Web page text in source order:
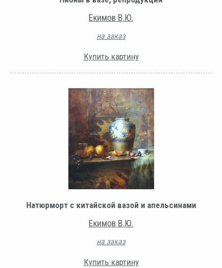
Екимов В.Ю.
на заказ
Купить картину
Натюрморт с китайской вазой и апельсинами
Екимов В.Ю.
на заказ
Купить картину